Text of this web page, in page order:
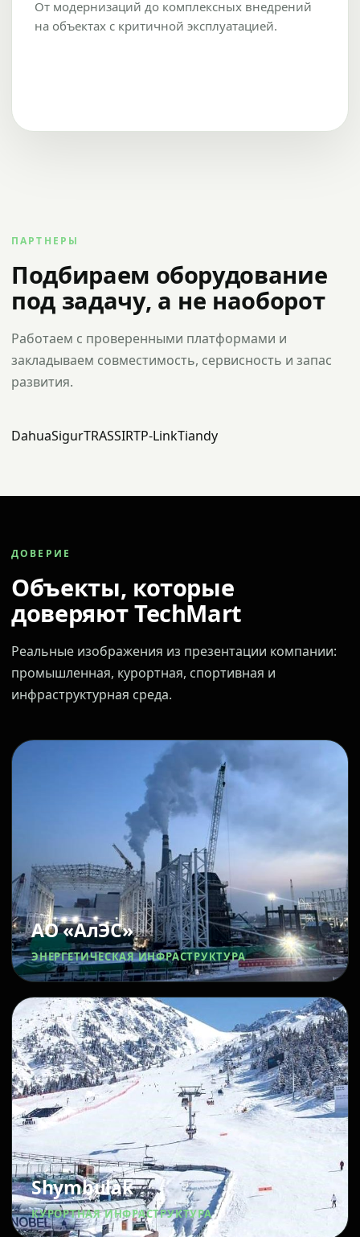
От модернизаций до комплексных внедрений
на объектах с критичной эксплуатацией.
ПАРТНЕРЫ
Подбираем оборудование
под задачу, а не наоборот
Работаем с проверенными платформами и
закладываем совместимость, сервисность и запас
развития.
DahuaSigurTRASSIRTP-LinkTiandy
ДОВЕРИЕ
Объекты, которые
доверяют TechMart
Реальные изображения из презентации компании:
промышленная, курортная, спортивная и
инфраструктурная среда.
АО «АлЭС»
ЭНЕРГЕТИЧЕСКАЯ ИНФРАСТРУКТУРА
Shymbulak
КУРОРТНАЯ ИНФРАСТРУКТУРА